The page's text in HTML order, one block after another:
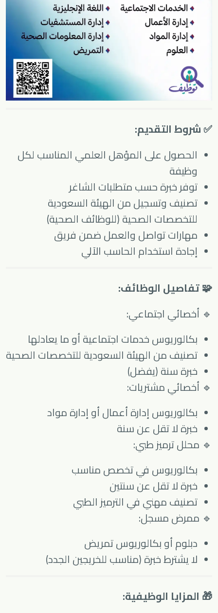
✅ شروط التقديم:
الحصول على المؤهل العلمي المناسب لكل
وظيفة
توفر خبرة حسب متطلبات الشاغر
تصنيف وتسجيل من الهيئة السعودية
للتخصصات الصحية (للوظائف الصحية)
مهارات تواصل والعمل ضمن فريق
إجادة استخدام الحاسب الآلي
🧩 تفاصيل الوظائف:
🔹 أخصائي اجتماعي:
بكالوريوس خدمات اجتماعية أو ما يعادلها
تصنيف من الهيئة السعودية للتخصصات الصحية
خبرة سنة (يفضل)
🔹 أخصائي مشتريات:
بكالوريوس إدارة أعمال أو إدارة مواد
خبرة لا تقل عن سنة
🔹 محلل ترميز طبي:
بكالوريوس في تخصص مناسب
خبرة لا تقل عن سنتين
تصنيف مهني في الترميز الطبي
🔹 ممرض مسجل:
دبلوم أو بكالوريوس تمريض
لا يشترط خبرة (مناسب للخريجين الجدد)
🎁 المزايا الوظيفية: